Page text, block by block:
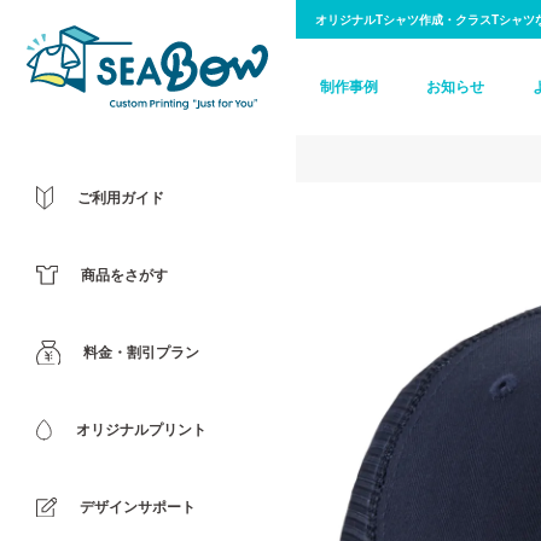
オリジナルTシャツ作成・クラスTシャ
制作事例 お知らせ
ご利用ガイド
商品をさがす
料金・割引プラン
オリジナルプリント
デザインサポート